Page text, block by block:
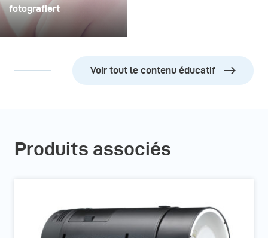
fotografiert
Voir tout le contenu éducatif
Produits associés